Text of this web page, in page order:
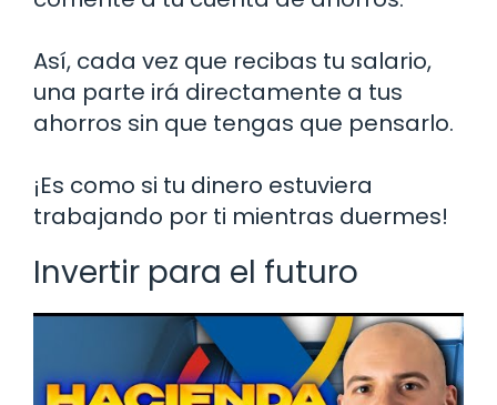
Así, cada vez que recibas tu salario,
una parte irá directamente a tus
ahorros sin que tengas que pensarlo.
¡Es como si tu dinero estuviera
trabajando por ti mientras duermes!
Invertir para el futuro